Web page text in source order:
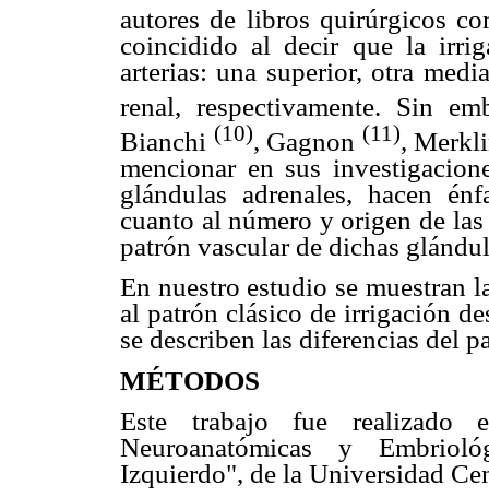
autores de libros quirúrgicos
coincidido al decir que la
arterias: una superior, otra
renal, respectivamente. Sin
Bianchi (10), Gagnon (11),
mencionar en sus
glándulas adrenales, hacen
cuanto al número y origen de
patrón vascular de dichas
En nuestro estudio se muestran
al patrón clásico de irrigación
se describen las diferencias del
MÉTODOS
Este trabajo fue realizado
Neuroanatómicas y
Izquierdo", de la Universidad